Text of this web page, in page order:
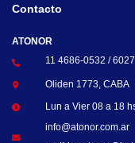
Contacto
ATONOR
11 4686-0532 / 6027
Oliden 1773, CABA
Lun a Vier 08 a 18
info@atonor.com.ar